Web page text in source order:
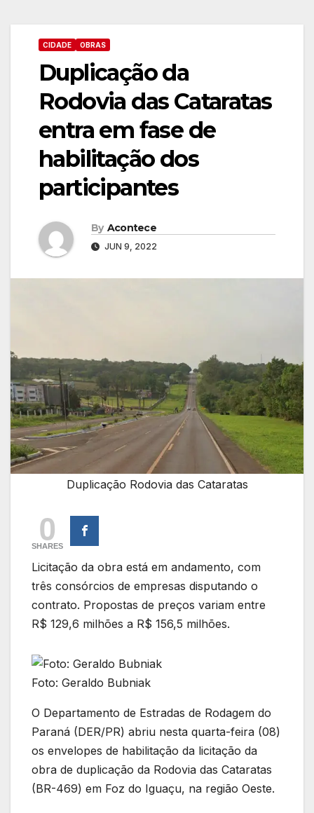
CIDADE OBRAS
Duplicação da
Rodovia das Cataratas
entra em fase de
habilitação dos
participantes
By Acontece
JUN 9, 2022
Duplicação Rodovia das Cataratas
0
SHARES
Licitação da obra está em andamento, com
três consórcios de empresas disputando o
contrato. Propostas de preços variam entre
R$ 129,6 milhões a R$ 156,5 milhões.
Foto: Geraldo Bubniak
O Departamento de Estradas de Rodagem do
Paraná (DER/PR) abriu nesta quarta-feira (08)
os envelopes de habilitação da licitação da
obra de duplicação da Rodovia das Cataratas
(BR-469) em Foz do Iguaçu, na região Oeste.